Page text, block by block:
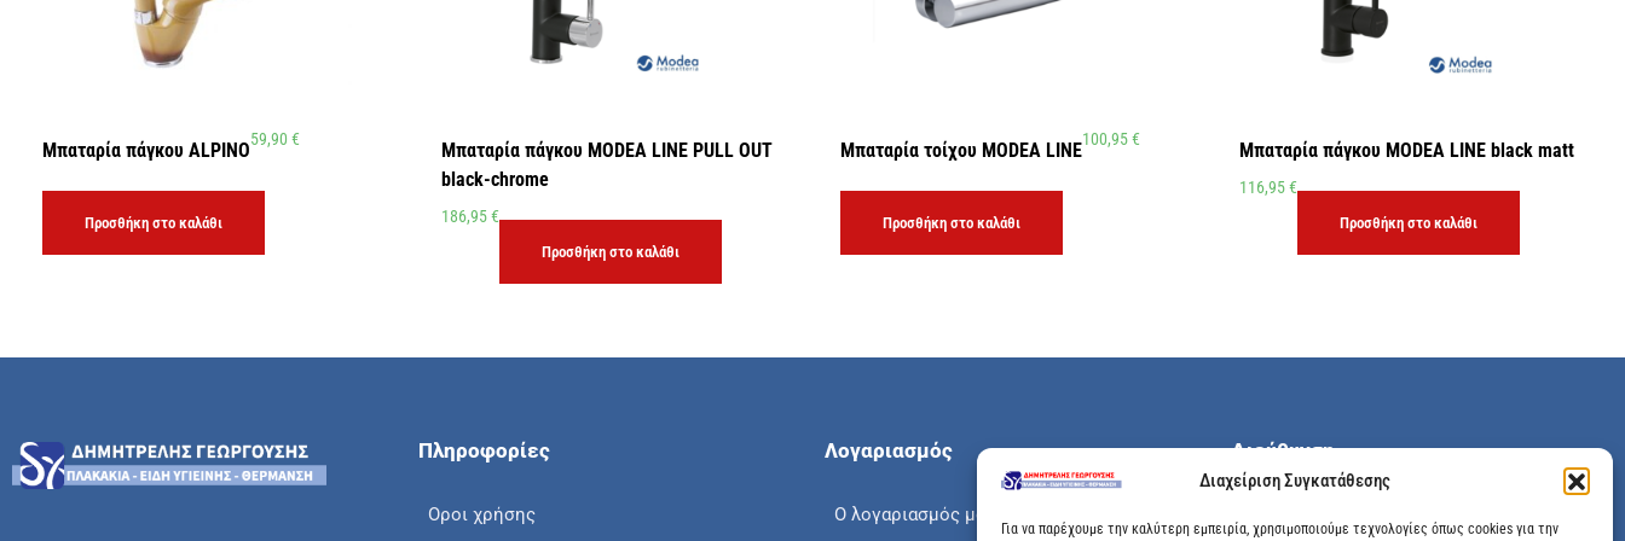
Διαχείριση Συγκατάθεσης
Για να παρέχουμε την καλύτερη εμπειρία, χρησιμοποιούμε τεχνολογίες όπως cookies για την
Μπαταρία πάγκου ALPINO59,90 €
Προσθήκη στο καλάθι
Μπαταρία πάγκου MODEA LINE PULL OUT
black-chrome
186,95€
Προσθήκη στο καλάθι
Μπαταρία τοίχου MODEA LINE100,95€
Προσθήκη στο καλάθι
Μπαταρία πάγκου MODEA LINE black matt
116,95€
Προσθήκη στο καλάθι
Πληροφορίες
Οροι χρήσης
Λογαριασμός
Ο λογαριασμός μου
Διεύθυνση
Μεγάλης Χώρας 89, Αγρίνιο, Τ.Κ: 30100